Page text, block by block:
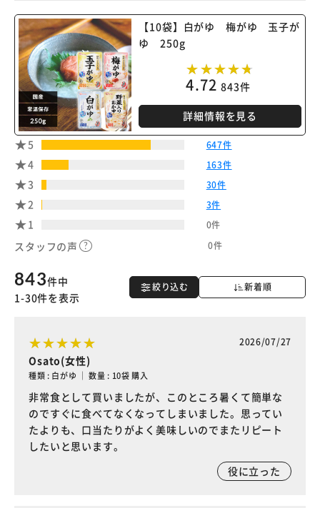
【10袋】白がゆ 梅がゆ 玉子が
ゆ 250g
4.72 843件
詳細情報を見る
5 647件
4 163件
3 30件
2 3件
1 0件
スタッフの声 0件
絞り込む 新着順
843件中
1-30件を表示
2026/07/27
Osato(女性)
種類 : 白がゆ ｜ 数量 : 10袋 購入
非常食として買いましたが、このところ暑くて簡単な
のですぐに食べてなくなってしまいました。思ってい
たよりも、口当たりがよく美味しいのでまたリピート
したいと思います。
役に立った
※ご確認ください
カートに入れる 購入手続きへ